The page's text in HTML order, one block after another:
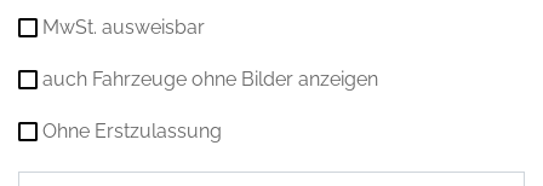
MwSt. ausweisbar
auch Fahrzeuge ohne Bilder anzeigen
Ohne Erstzulassung